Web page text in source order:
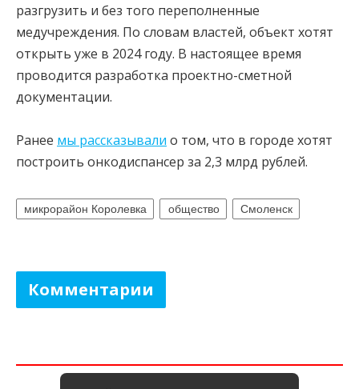
разгрузить и без того переполненные
медучреждения. По словам властей, объект хотят
открыть уже в 2024 году. В настоящее время
проводится разработка проектно-сметной
документации.
Ранее мы рассказывали о том, что в городе хотят
построить онкодиспансер за 2,3 млрд рублей.
микрорайон Королевка общество Смоленск
Комментарии